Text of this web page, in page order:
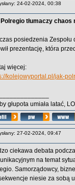
24-02-2024, 00:38
tłumaczy
posiedzenia
prezentację, która
więcej:
kolejowyportal.pl/jak-
głupota umiała latać,
27-02-2024, 09:47
ciekawa debata
na temat
Samorządowcy,
niesie za sobą